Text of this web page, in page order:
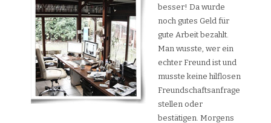
besser! Da wurde
noch gutes Geld für
gute Arbeit bezahlt.
Man wusste, wer ein
echter Freund ist und
musste keine hilflosen
Freundschaftsanfrage
stellen oder
bestätigen. Morgens